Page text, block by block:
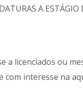
A ESTÁGIO
a licenciados ou
com interesse na